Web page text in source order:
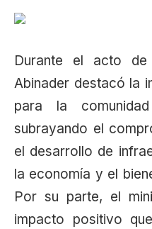
Durante el acto de
Abinader destacó la
para la
subrayando el
el desarrollo de
la economía y el
Por su parte, el
impacto positivo